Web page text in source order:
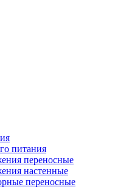
питания
переносные
настенные
переносные